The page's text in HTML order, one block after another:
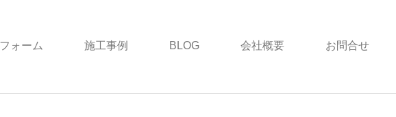
ォーム 施工事例 BLOG 会社概要 お問合せ